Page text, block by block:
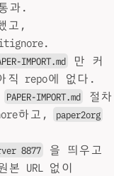
과.
고,
IMPORT.md
만 커
직 repo에 없다.
PAPER-IMPORT.md
절차
하고, paper2org
8877 을 띄우고
본 URL 없이